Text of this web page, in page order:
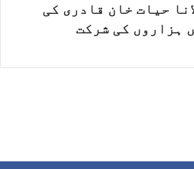
حیات خان قادری کی
ہزاروں کی شرکت